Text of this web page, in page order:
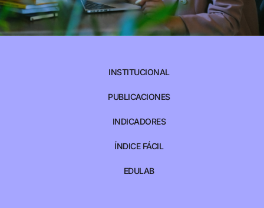
INSTITUCIONAL
PUBLICACIONES
INDICADORES
ÍNDICE FÁCIL
EDULAB